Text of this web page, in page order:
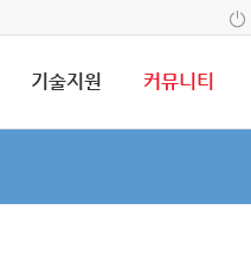
기술지원 커뮤니티